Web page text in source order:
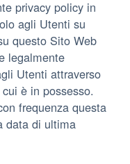
privacy policy in
agli Utenti su
questo Sito Web
legalmente
Utenti attraverso
è in possesso.
frequenza questa
data di ultima